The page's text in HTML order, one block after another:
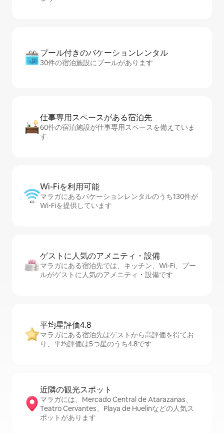
プール付きのバ⁠ケ⁠ー⁠シ⁠ョ⁠ンレ⁠ン⁠タ⁠ル
30件の宿泊施設にプールがあります
仕事専用ス⁠ペ⁠ー⁠スがあ⁠る宿⁠泊⁠先
60件の宿泊施設が仕事専用スペースを備えていま
す
Wi-Fiを利⁠用⁠可⁠能
マラガにあるバケーションレンタルのうち130件が
Wi-Fiを提供しています
ゲストに人⁠気⁠のア⁠メ⁠ニ⁠テ⁠ィ・設⁠備
マラガにある宿泊先では、キッチン、Wi-Fi、プー
ルがゲストに人気のアメニティ・設備です
平均星評価4.8
マラガにある宿泊先はゲストから高評価を得てお
り、平均評価は5つ星のうち4.8です
近隣の観光ス⁠ポ⁠ッ⁠ト
マラガには、Mercado Central de Atarazanas、
Teatro Cervantes、Playa de Huelinなどの人気ス
ポットがあります